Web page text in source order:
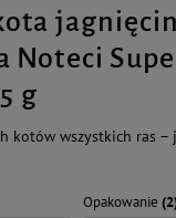
Noteci
g
kotów wszystkich ras
Opakowanie